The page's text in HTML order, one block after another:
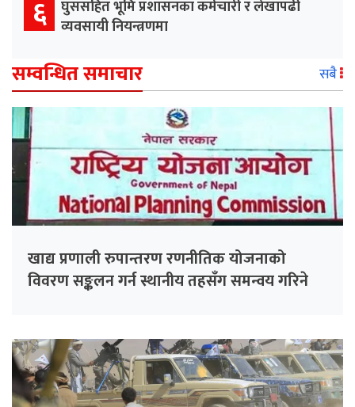
६ घुससहित भूमि प्रशासनका कर्मचारी र लेखापढी
व्यवसायी नियन्त्रणमा
सम्वन्धित समाचार सबै
खाद्य प्रणाली रुपान्तरण रणनीतिक योजनाको
विवरण सङ्कलन गर्न स्थानीय तहसँग समन्वय गरिने